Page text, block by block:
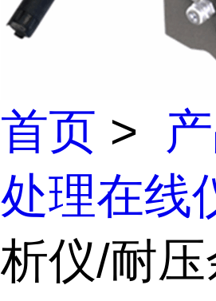
首页 >
处理在线
析仪/耐